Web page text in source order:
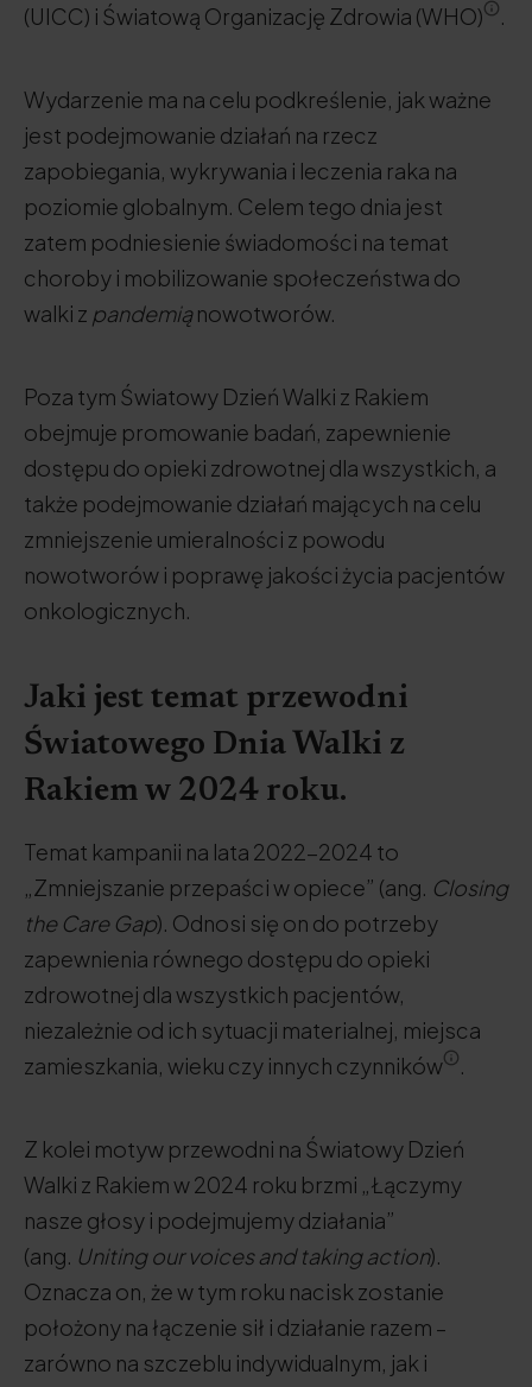
(UICC) i Światową Organizację Zdrowia (WHO)
.
Wydarzenie ma na celu podkreślenie, jak ważne
jest podejmowanie działań na rzecz
zapobiegania, wykrywania i leczenia raka na
poziomie globalnym. Celem tego dnia jest
zatem podniesienie świadomości na temat
choroby i mobilizowanie społeczeństwa do
walki z pandemiąnowotworów.
Poza tym Światowy Dzień Walki z Rakiem
obejmuje promowanie badań, zapewnienie
dostępu do opieki zdrowotnej dla wszystkich, a
także podejmowanie działań mających na celu
zmniejszenie umieralności z powodu
nowotworów i poprawę jakości życia pacjentów
onkologicznych.
Jaki jest temat przewodni
Światowego Dnia Walki z
Rakiem w 2024 roku.
Temat kampanii na lata 2022-2024 to
„Zmniejszanie przepaści w opiece” (ang. Closing
the Care Gap). Odnosi się on do potrzeby
zapewnienia równego dostępu do opieki
zdrowotnej dla wszystkich pacjentów,
niezależnie od ich sytuacji materialnej, miejsca
zamieszkania, wieku czy innych czynników
.
Z kolei motyw przewodni na Światowy Dzień
Walki z Rakiem w 2024 roku brzmi „Łączymy
nasze głosy i podejmujemy działania”
(ang. Uniting our voices and taking action).
Oznacza on, że w tym roku nacisk zostanie
położony na łączenie sił i działanie razem –
zarówno na szczeblu indywidualnym, jak i